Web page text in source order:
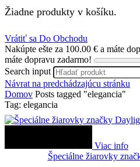
Žiadne produkty v košíku.
Vrátiť sa Do Obchodu
Nakúpte ešte za 100.00 € a máte
máte dopravu zadarmo!
Search input
Návrat na predchádzajúcu stránku
Domov Posts tagged "elegancia"
Tag: elegancia
Viac info
Špeciálne žiarovky